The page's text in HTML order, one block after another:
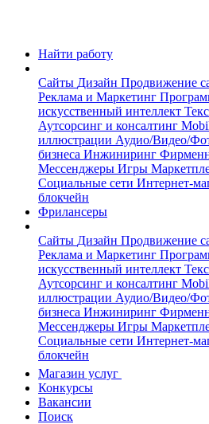
Найти работу
Сайты Дизайн Продвижение
Реклама и Маркетинг
искусственный интеллект
Аутсорсинг и консалтинг
иллюстрации Аудио/Видео/
бизнеса Инжиниринг
Мессенджеры Игры
Социальные сети Интернет-
блокчейн
Фрилансеры
Сайты Дизайн Продвижение
Реклама и Маркетинг
искусственный интеллект
Аутсорсинг и консалтинг
иллюстрации Аудио/Видео/
бизнеса Инжиниринг
Мессенджеры Игры
Социальные сети Интернет-
блокчейн
Магазин услуг
Конкурсы
Вакансии
Поиск